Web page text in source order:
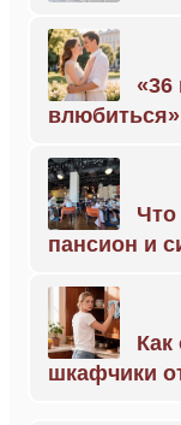
«36
Что
пансион и
Как
шкафчики